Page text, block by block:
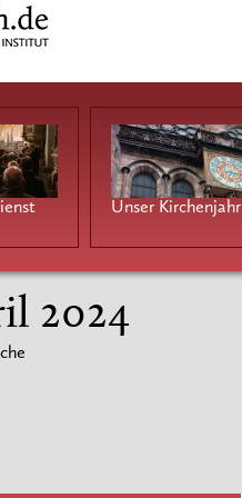
Unser Kirchenjahr
2024